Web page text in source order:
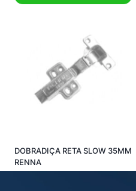
DOBRADIÇA RETA SLOW 35MM
RENNA